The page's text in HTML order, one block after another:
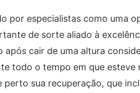
por especialistas como uma
de sorte aliado à
cair de uma altura
todo o tempo em que esteve
sua recuperação, que